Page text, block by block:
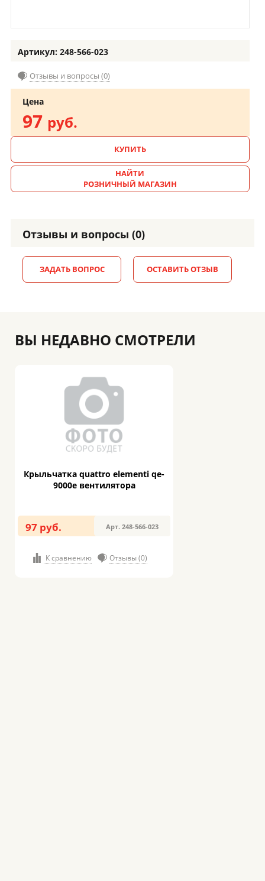
Артикул: 248-566-023
Отзывы и вопросы (0)
Цена
97 руб.
КУПИТЬ
НАЙТИ
РОЗНИЧНЫЙ МАГАЗИН
Отзывы и вопросы (0)
ЗАДАТЬ ВОПРОС ОСТАВИТЬ ОТЗЫВ
ВЫ НЕДАВНО СМОТРЕЛИ
Крыльчатка quattro elementi qe-
9000e вентилятора
97 руб. Арт. 248-566-023
К сравнению Отзывы (0)